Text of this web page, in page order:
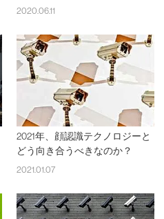
2020.06.11
2021年、顔認識テクノロジーと
どう向き合うべきなのか？
2021.01.07